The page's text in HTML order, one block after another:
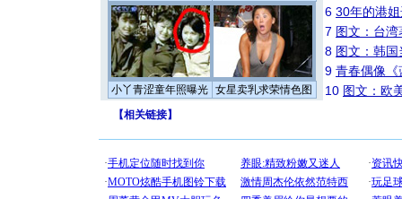
小丫青涩童年照曝光 女星卖乳求荣情色图
6 30年的港
7 图文：台
8 图文：韩
9 青春偶像《
10 图文：欧
【相关链接】